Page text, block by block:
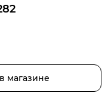
магазине